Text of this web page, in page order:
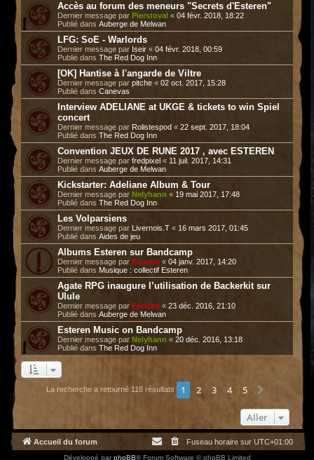
Accès au forum des meneurs "Secrets d'Esteren"
Dernier message par Pierstoval « 04 févr. 2018, 18:22
Publié dans Auberge de Melwan
LFG: SoE - Warlords
Dernier message par Iseir « 04 févr. 2018, 00:59
Publié dans The Red Dog Inn
[OK] Hantise à l'angarde de Viltre
Dernier message par pitche « 02 oct. 2017, 15:28
Publié dans Canevas
Interview ADELIANE at UKGE & tickets to win Spiel
concert
Dernier message par Rolistespod « 22 sept. 2017, 18:04
Publié dans The Red Dog Inn
Convention JEUX DE RUNE 2017 , avec ESTEREN
Dernier message par fredpixel « 11 juil. 2017, 14:31
Publié dans Auberge de Melwan
Kickstarter: Adeliane Album & Tour
Dernier message par Nelyhann « 19 mai 2017, 17:48
Publié dans The Red Dog Inn
Les Volparsiens
Dernier message par Livernois.T « 16 mars 2017, 01:45
Publié dans Aides de jeu
Albums Esteren sur Bandcamp
Dernier message par Esteren « 04 janv. 2017, 14:20
Publié dans Musique : collectif Esteren
Agate RPG inaugure l’utilisation de Backerkit sur
Ulule
Dernier message par Esteren « 23 déc. 2016, 21:10
Publié dans Auberge de Melwan
Esteren Music on Bandcamp
Dernier message par Nelyhann « 20 déc. 2016, 13:18
Publié dans The Red Dog Inn
La recherche a retourné 118 résultats 1 2 3 4 5
Aller
Accueil du forum Fuseau horaire sur UTC+01:00
Développé par phpBB® Forum Software © phpBB Limited